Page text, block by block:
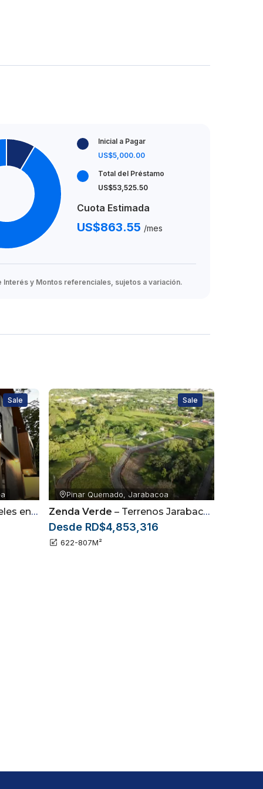
Inicial a Pagar
US$5,000.00
Total del Préstamo
US$53,525.50
Cuota Estimada
US$863.55 /mes
Interés y Montos referenciales, sujetos a variación.
Sale Sale
Pinar Quemado, Jarabacoa
Zenda Verde – Terrenos Jarabacoa, La Vega
Desde RD$4,853,316
622-807M²